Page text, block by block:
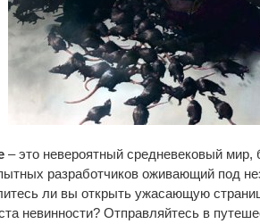
– это невероятный средневековый мир,
разработчиков оживающий под
ли вы открыть ужасающую
невинности? Отправляйтесь в